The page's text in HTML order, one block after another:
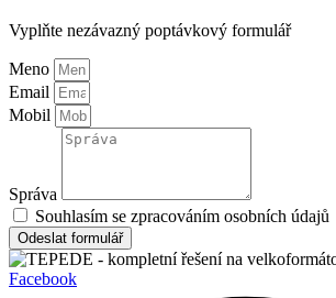
Vyplňte nezávazný poptávkový formulář
Meno
Email
Mobil
Správa
Souhlasím se zpracováním osobních údajů
Odeslat formulář
Facebook